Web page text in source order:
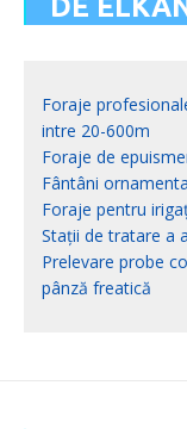
DE
Foraje
intre 20-600m
Foraje de
Fântâni
Foraje pentru
Stații de tratare a
Prelevare probe
pânză freatică